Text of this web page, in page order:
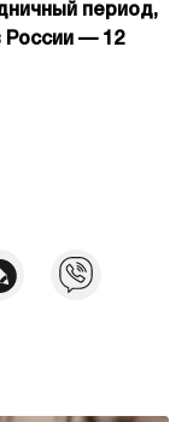
период,
России — 12